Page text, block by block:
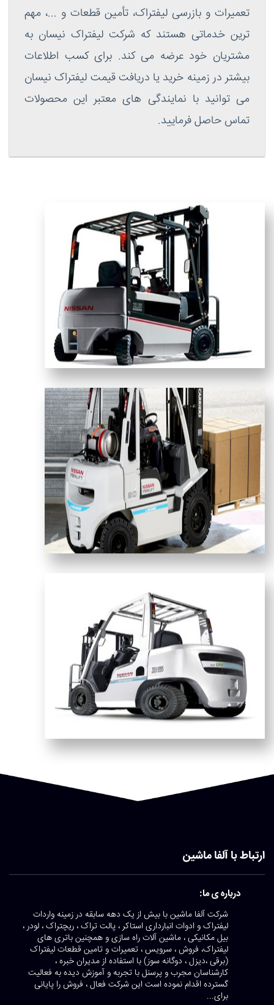
تعمیرات و بازرسی لیفتراک، تأمین قطعات و ...، مهم
ترین خدماتی هستند که شرکت لیفتراک نیسان به
مشتریان خود عرضه می کند. برای کسب اطلاعات
بیشتر در زمینه خرید یا دریافت قیمت لیفتراک نیسان
می توانید با نمایندگی های معتبر این محصولات
تماس حاصل فرمایید.
ارتباط با آلفا ماشین
درباره ی ما:
شرکت آلفا ماشین با بیش از یک دهه سابقه در زمینه واردات
لیفتراک و ادوات انبارداری استاکر ، پالت تراک ، ریچتراک ، لودر ،
بیل مکانیکی ، ماشین آلات راه سازی و همچنین باتری های
لیفتراک، فروش ، سرویس ، تعمیرات و تامین قطعات لیفتراک
(برقی ،دیزل ، دوگانه سوز) با استفاده از مدیران خبره ،
کارشناسان مجرب و پرسنل با تجربه و آموزش دیده به فعالیت
گسترده اقدام نموده است این شرکت فعال ، فروش را پایانی
برای...